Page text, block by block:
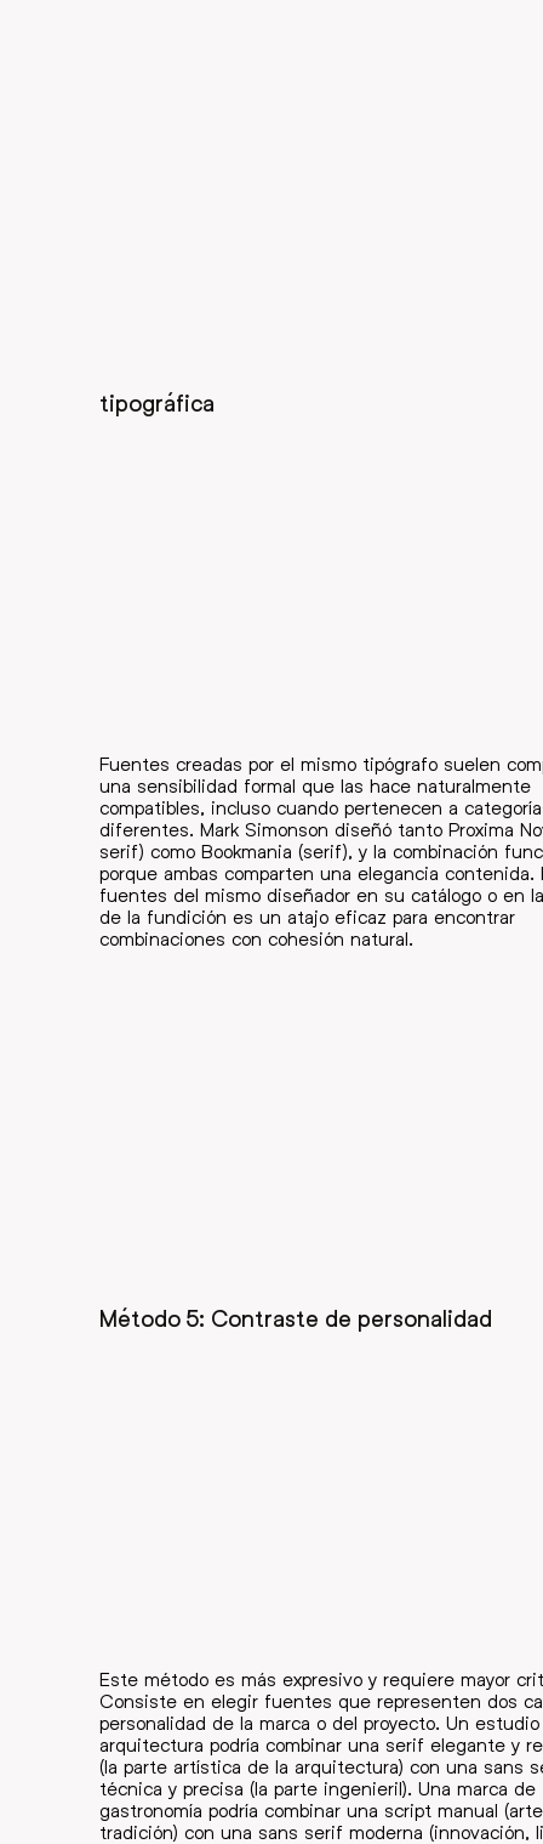
tipográfica
Fuentes creadas por el mismo tipógrafo suelen
una sensibilidad formal que las hace naturalmente
compatibles, incluso cuando pertenecen a
diferentes. Mark Simonson diseñó tanto Proxima
serif) como Bookmania (serif), y la combinación
porque ambas comparten una elegancia contenida.
fuentes del mismo diseñador en su catálogo o en
de la fundición es un atajo eficaz para encontrar
combinaciones con cohesión natural.
Método 5: Contraste de personalidad
Este método es más expresivo y requiere mayor
Consiste en elegir fuentes que representen dos
personalidad de la marca o del proyecto. Un
arquitectura podría combinar una serif elegante y
(la parte artística de la arquitectura) con una sans
técnica y precisa (la parte ingenieril). Una marca de
gastronomía podría combinar una script manual
tradición) con una sans serif moderna (innovación,